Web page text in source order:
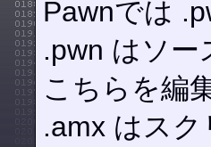
Pawnでは
.pwn はソ
こちらを編
.amx はス